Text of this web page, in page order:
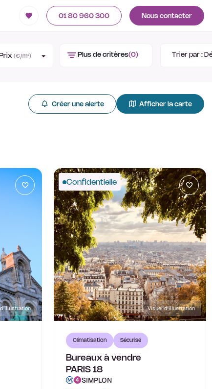
01 80 960 300 Nous contacter
Prix(€/m²) Plus de critères(0) Trier par :
Créer une alerte Afficher la carte
Confidentielle
Visuel d'illustration
Climatisation Sécurisé
Bureaux à vendre
PARIS 18
SIMPLON